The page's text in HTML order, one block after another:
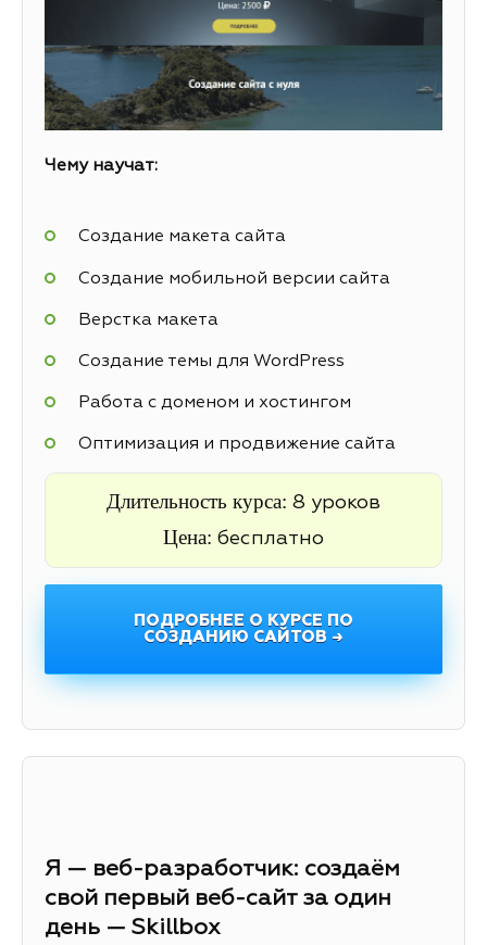
Чему научат:
Создание макета сайта
Создание мобильной версии сайта
Верстка макета
Создание темы для WordPress
Работа с доменом и хостингом
Оптимизация и продвижение сайта
Длительность курса: 8 уроков
Цена: бесплатно
ПОДРОБНЕЕ О КУРСЕ ПО
СОЗДАНИЮ САЙТОВ →
Я — веб-разработчик: создаём
свой первый веб-сайт за один
день — Skillbox